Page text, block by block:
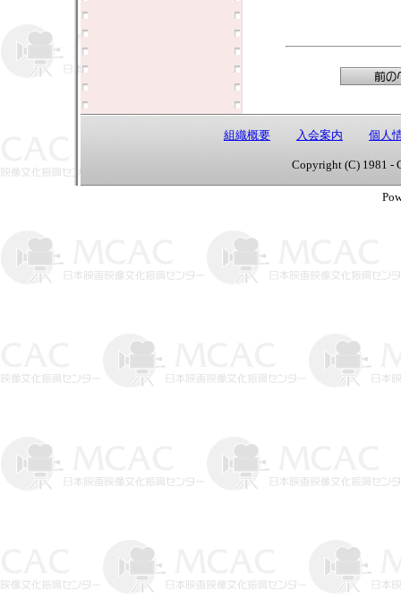
組織概要 入会案内 個人
Copyright (C) 1981 -